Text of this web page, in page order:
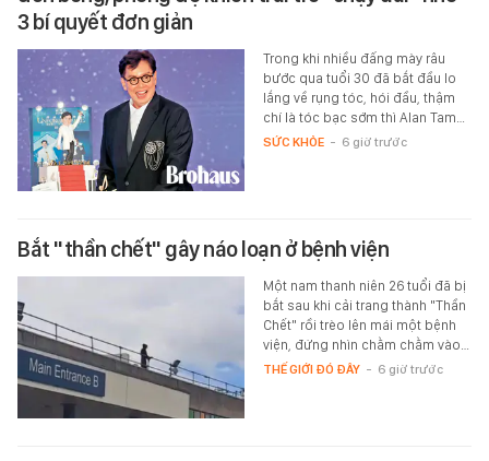
3 bí quyết đơn giản
Trong khi nhiều đấng mày râu
bước qua tuổi 30 đã bắt đầu lo
lắng về rụng tóc, hói đầu, thậm
chí là tóc bạc sớm thì Alan Tam…
SỨC KHỎE - 6 giờ trước
Bắt "thần chết" gây náo loạn ở bệnh viện
Một nam thanh niên 26 tuổi đã bị
bắt sau khi cải trang thành "Thần
Chết" rồi trèo lên mái một bệnh
viện, đứng nhìn chằm chằm vào…
THẾ GIỚI ĐÓ ĐÂY - 6 giờ trước